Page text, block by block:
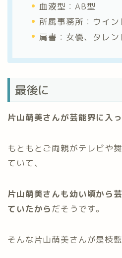
血液型：AB型
所属事務所：ウイン
肩書：女優、タレ
最後に
片山萌美さんが芸能界に入
もともとご両親がテレビや
ていて、
片山萌美さんも幼い頃から
ていたから だそうです。
そんな片山萌美さんが是枝